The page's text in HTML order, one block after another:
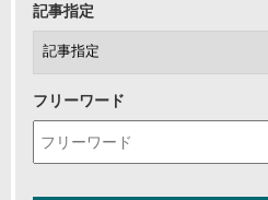
記事指定
フリーワード